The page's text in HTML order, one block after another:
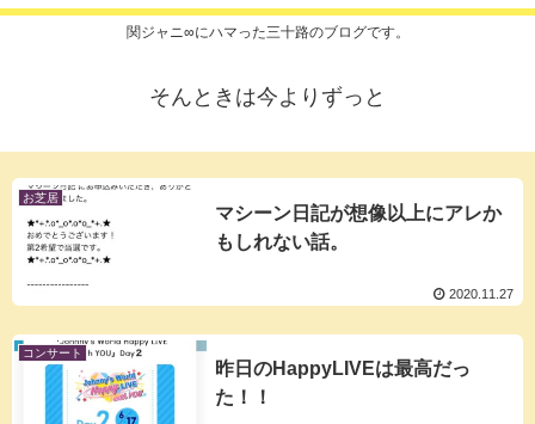
関ジャニ∞にハマった三十路のブログです。
そんときは今よりずっと
お芝居
マシーン日記が想像以上にアレか
もしれない話。
2020.11.27
コンサート
昨日のHappyLIVEは最高だっ
た！！